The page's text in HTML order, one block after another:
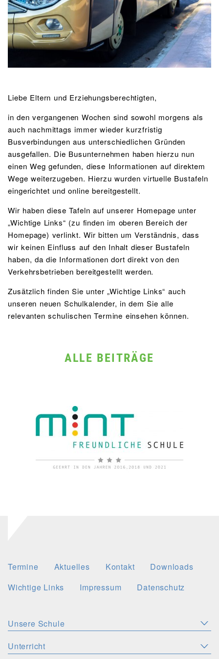
BIBLIOTHEK
Bibliothek Bibliothekskatalog
Schulbuchausleihe
Lehrmittelfreiheit
Buchempfehlungen
Mensa & Bistro Speiseplan
Ernährungskonzept
SPORT
Sport als Leistungsfach Exkursionen
Wettkämpfe
Liebe Eltern und Erziehungsberechtigten,
in den vergangenen Wochen sind sowohl morgens als
auch nachmittags immer wieder kurzfristig
Busverbindungen aus unterschiedlichen Gründen
ausgefallen. Die Busunternehmen haben hierzu nun
einen Weg gefunden, diese Informationen auf direktem
Wege weiterzugeben. Hierzu wurden virtuelle Bustafeln
eingerichtet und online bereitgestellt.
Wir haben diese Tafeln auf unserer Homepage unter
„Wichtige Links“ (zu finden im oberen Bereich der
Homepage) verlinkt. Wir bitten um Verständnis, dass
wir keinen Einfluss auf den Inhalt dieser Bustafeln
haben, da die Informationen dort direkt von den
Verkehrsbetrieben bereitgestellt werden.
Zusätzlich finden Sie unter „Wichtige Links“ auch
unseren neuen Schulkalender, in dem Sie alle
relevanten schulischen Termine einsehen können.
ALLE BEITRÄGE
Termine Aktuelles Kontakt
Downloads
Wichtige Links
Impressum Datenschutz
Unsere Schule
Aktuelles
KONZEPTE
Unterricht